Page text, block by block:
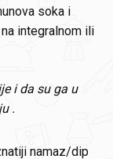
soka i
integralnom ili
i da su ga u
.
namaz/dip